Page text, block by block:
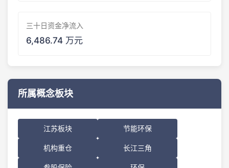
三十日资金净流入
6,486.74 万元
所属概念板块
江苏板块 节能环保
机构重仓 长江三角